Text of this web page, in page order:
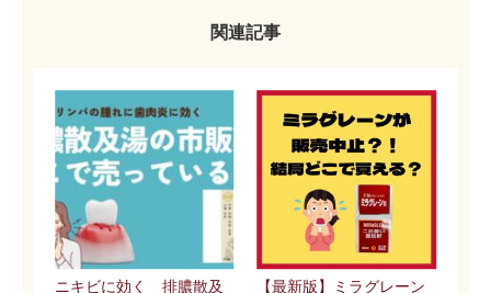
関連記事
ニキビに効く 排膿散及
【最新版】ミラグレーン